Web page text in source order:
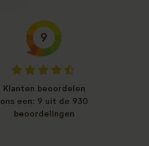
9
Klanten beoordelen
ons een: 9 uit de 930
beoordelingen